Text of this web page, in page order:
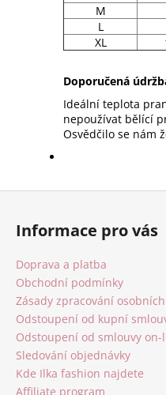
M
L
XL
Doporučená
Ideální teplota
nepoužívat bělící
Osvědčilo se nám
Z
Informace pro vás
Doprava a platba
Obchodní podmínky
Zásady zpracování
Odstoupení od kupní
Odstoupení od smlouvy on-
Sledování objednávky
Kde Ilka fashion najdete
Affiliate program